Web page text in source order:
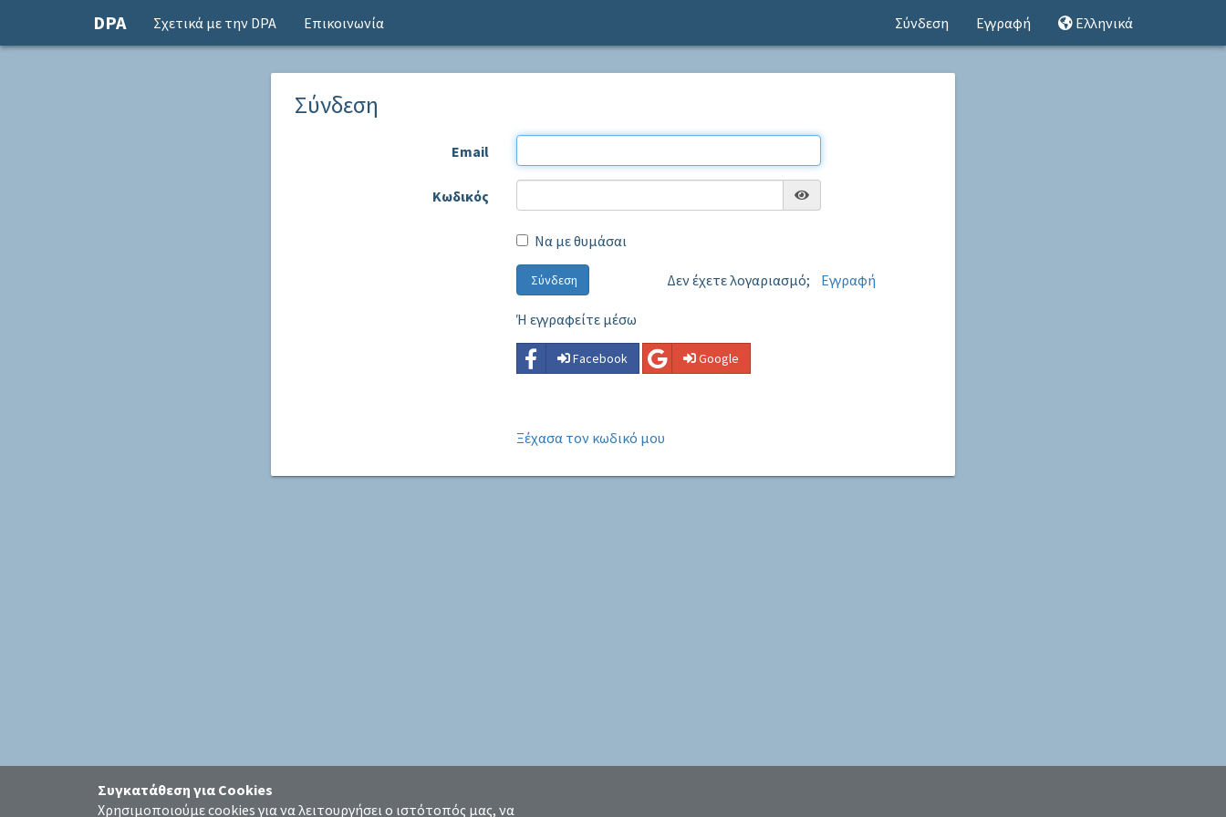
DPA Σχετικά με την DPA Επικοινωνία Σύνδεση Εγγραφή Ελληνικά
Σύνδεση
Email
Κωδικός
Να με θυμάσαι
Σύνδεση Δεν έχετε λογαριασμό; Εγγραφή
Ή εγγραφείτε μέσω
Facebook Google
Ξέχασα τον κωδικό μου
Συγκατάθεση για Cookies
Χρησιμοποιούμε cookies για να λειτουργήσει ο ιστότοπός μας, να